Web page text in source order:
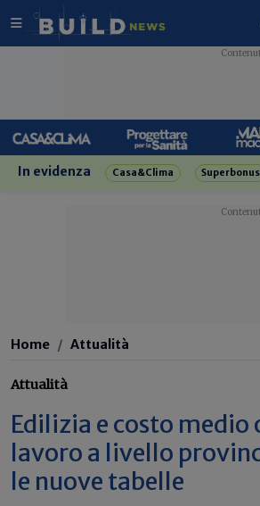
In evidenza Casa&Clima Superbonus
Home Attualità
Attualità
Edilizia e costo medio
lavoro a livello
le nuove tabelle